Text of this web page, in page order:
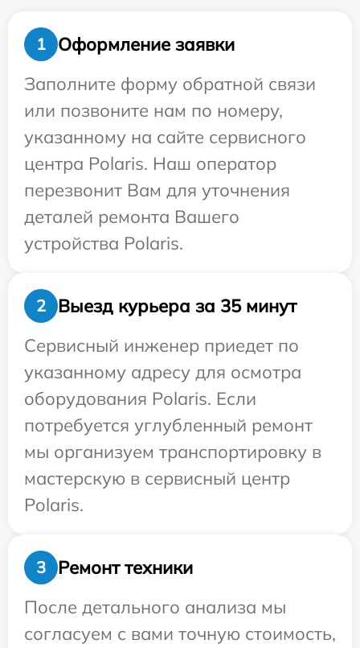
1
Оформление заявки
Заполните форму обратной связи
или позвоните нам по номеру,
указанному на сайте сервисного
центра Polaris. Наш оператор
перезвонит Вам для уточнения
деталей ремонта Вашего
устройства Polaris.
2
Выезд курьера за 35 минут
Сервисный инженер приедет по
указанному адресу для осмотра
оборудования Polaris. Если
потребуется углубленный ремонт
мы организуем транспортировку в
мастерскую в сервисный центр
Polaris.
3
Ремонт техники
После детального анализа мы
согласуем с вами точную стоимость,